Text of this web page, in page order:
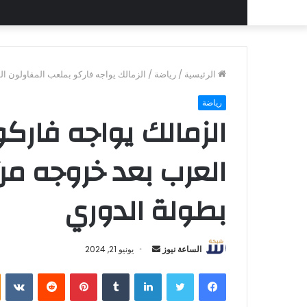
الرئيسية / رياضة / الزمالك يواجه فاركو بملعب
رياضة
الزمالك يواجه
العرب بعد خروجه
بطولة الدوري
الساعة نيوز
أرسل
إلكترونيا
يونيو 21, 2024
فيسبوكتويتر لينكدإن بينتيريست